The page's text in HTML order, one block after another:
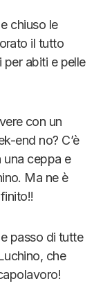
chiuso le
il tutto
abiti e pelle
con un
end no? C’è
una ceppa e
Ma ne è
passo di tutte
che